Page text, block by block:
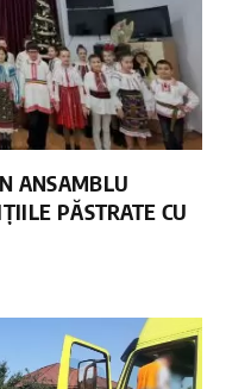
ANSAMBLU
PĂSTRATE CU